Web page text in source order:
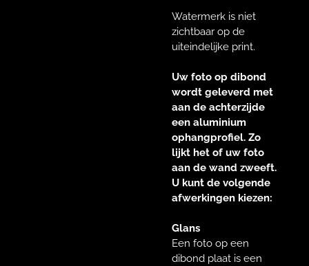
Watermerk is niet
zichtbaar op de
uiteindelijke print.
Uw foto op dibond
wordt geleverd met
aan de achterzijde
een aluminium
ophangprofiel. Zo
lijkt het of uw foto
aan de wand zweeft.
U kunt de volgende
afwerkingen kiezen:
Glans
Een foto op een
dibond plaat is een